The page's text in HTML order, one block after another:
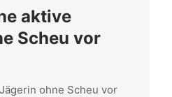
aktive
Scheu vor
ohne Scheu vor